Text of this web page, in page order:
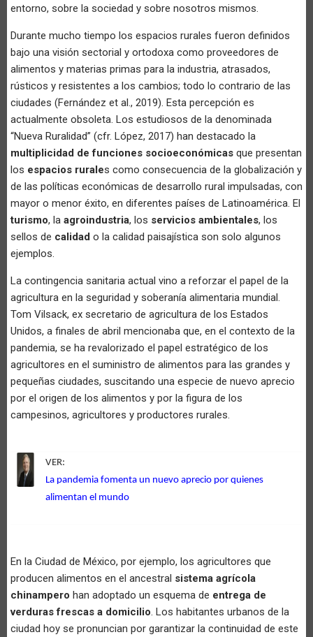
entorno, sobre la sociedad y sobre nosotros mismos.
Durante mucho tiempo los espacios rurales fueron definidos
bajo una visión sectorial y ortodoxa como proveedores de
alimentos y materias primas para la industria, atrasados,
rústicos y resistentes a los cambios; todo lo contrario de las
ciudades (Fernández et al., 2019). Esta percepción es
actualmente obsoleta. Los estudiosos de la denominada
“Nueva Ruralidad” (cfr. López, 2017) han destacado la
multiplicidad de funciones socioeconómicas que presentan
los espacios rurales como consecuencia de la globalización y
de las políticas económicas de desarrollo rural impulsadas, con
mayor o menor éxito, en diferentes países de Latinoamérica. El
turismo, la agroindustria, los servicios ambientales, los
sellos de calidad o la calidad paisajística son solo algunos
ejemplos.
La contingencia sanitaria actual vino a reforzar el papel de la
agricultura en la seguridad y soberanía alimentaria mundial.
Tom Vilsack, ex secretario de agricultura de los Estados
Unidos, a finales de abril mencionaba que, en el contexto de la
pandemia, se ha revalorizado el papel estratégico de los
agricultores en el suministro de alimentos para las grandes y
pequeñas ciudades, suscitando una especie de nuevo aprecio
por el origen de los alimentos y por la figura de los
campesinos, agricultores y productores rurales.
VER:
La pandemia fomenta un nuevo aprecio por quienes
alimentan el mundo
En la Ciudad de México, por ejemplo, los agricultores que
producen alimentos en el ancestral sistema agrícola
chinampero han adoptado un esquema de entrega de
verduras frescas a domicilio. Los habitantes urbanos de la
ciudad hoy se pronuncian por garantizar la continuidad de este